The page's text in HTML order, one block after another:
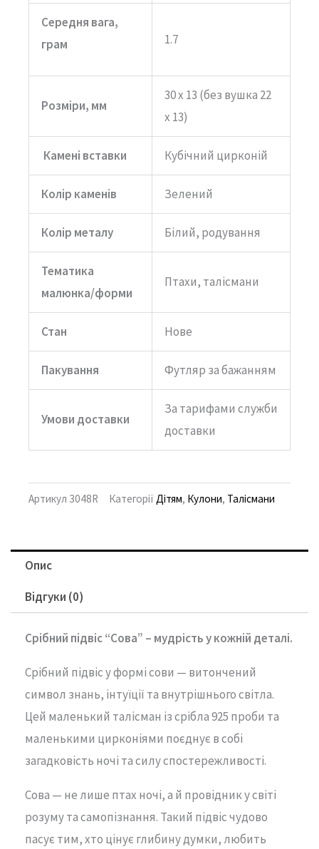
Середня вага,
грам
1.7
Розміри, мм
30 x 13 (без вушка 22
х 13)
Камені вставки Кубічний цирконій
Колір каменів Зелений
Колір металу Білий, родування
Тематика
малюнка/форми
Птахи, талісмани
Стан Нове
Пакування Футляр за бажанням
Умови доставки
За тарифами служби
доставки
Артикул 3048R Категорії Дітям, Кулони, Талісмани
Опис
Відгуки (0)
Срібний підвіс “Сова” – мудрість у кожній деталі.
Срібний підвіс у формі сови — витончений
символ знань, інтуїції та внутрішнього світла.
Цей маленький талісман із срібла 925 проби та
маленькими цирконіями поєднує в собі
загадковість ночі та силу спостережливості.
Сова — не лише птах ночі, а й провідник у світі
розуму та самопізнання. Такий підвіс чудово
пасує тим, хто цінує глибину думки, любить